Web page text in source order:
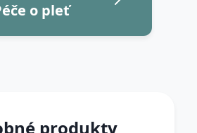
o pleť
produkty